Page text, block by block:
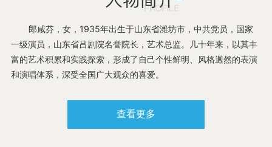
摄影
杂技
电视
郎咸芬，女，1935年出生于山东省潍坊市，中共党员，国家
一级演员，山东省吕剧院名誉院长，艺术总监。几十年来，以其丰
富的艺术积累和实践探索，形成了自己个性鲜明、风格迥然的表演
和演唱体系，深受全国广大观众的喜爱。
查看更多